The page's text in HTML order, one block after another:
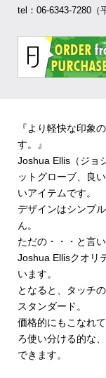
tel：06-6343-7280（
『より軽快な印象
す。』
Joshua Ellis（ジョ
ットグローブ、良
いアイテムです。
デザインはシンプ
ん。
ただの・・・と言
Joshua Ellisクオリ
います。
となると、タッチ
スタンダード。
価格的にもこなれ
ろ使い分ける的な
できます。